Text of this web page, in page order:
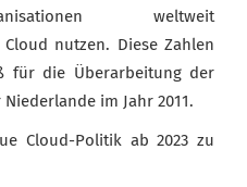
weltweit
nutzen. Diese Zahlen
für die Überarbeitung der
im Jahr 2011.
Cloud-Politik ab 2023 zu